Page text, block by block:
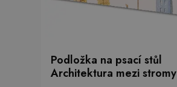
Podložka na psací stůl
Architektura mezi stromy